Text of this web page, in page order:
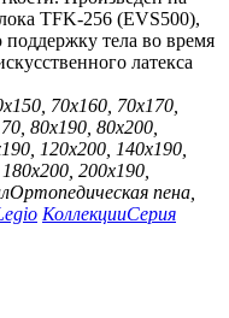
TFK-256 (EVS500),
тела во время
латекса
70х160, 70х170,
80х190, 80х200,
120х200, 140х190,
200х190,
Ортопедическая пена,
КоллекцииСерия